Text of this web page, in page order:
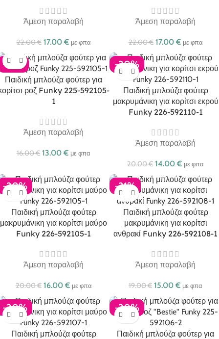
Άμεση παραλαβή
22.00€ 17.00 € με φπα
Άμεση παραλαβή
22.00€ 17.00 € με φπα
-19%
Παιδική μπλούζα φούτερ για
ροζ Funky 225-592105-
1
Άμεση παραλαβή
16.00€ 13.00 € με φπα
-30%
Παιδική μπλούζα φούτερ
μακρυμάνικη για κορίτσι εκρού
Funky 226-592110-1
Άμεση παραλαβή
20.00€ 14.00 € με φπα
-20%
Παιδική μπλούζα φούτερ
μακρυμάνικη για κορίτσι μαύρο
Funky 226-592105-1
Άμεση παραλαβή
20.00€ 16.00 € με φπα
-21%
Παιδική μπλούζα φούτερ
μακρυμάνικη για κορίτσι
ανθρακί Funky 226-592108-1
Άμεση παραλαβή
19.00€ 15.00 € με φπα
-30%
Παιδική μπλούζα φούτερ
-30%
Παιδική μπλούζα φούτερ για